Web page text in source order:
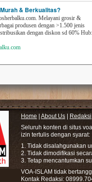
& Berkualitas?
Melayani grosir &
produsen dengan >1.500 jenis
dengan diskon sd 60% Hub:
Home About Us Redaksi
Seluruh konten di situs
izin tertulis dengan syarat:
1. Tidak disalahgunakan
2. Tidak dimodifikasi
3. Tetap mencantumkan
VOA-ISLAM tidak
Kontak Redaksi: